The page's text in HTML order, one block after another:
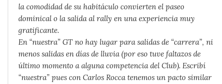
la comodidad de su habitáculo convierten el paseo
dominical o la salida al rally en una experiencia muy
gratificante.
En “nuestra” GT no hay lugar para salidas de “carrera”, ni
menos salidas en días de lluvia (por eso tuve faltazos de
último momento a alguna competencia del Club). Escribí
“nuestra” pues con Carlos Rocca tenemos un pacto similar